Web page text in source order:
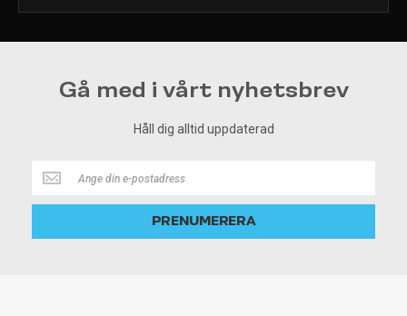
Gå med i vårt nyhetsbrev
Håll dig alltid uppdaterad
Håll
dig
alltid
PRENUMERERA